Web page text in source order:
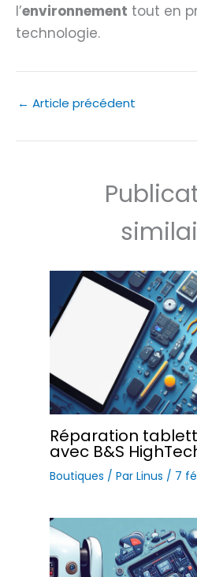
l’environnement tout en
technologie.
← Article précédent
Réparation
avec B&S
Boutiques / Par Linus / 7